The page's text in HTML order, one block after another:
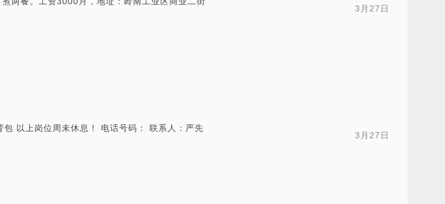
3月27日
3月27日
以上岗位周未休息！ 电话号码： 联系人：严先